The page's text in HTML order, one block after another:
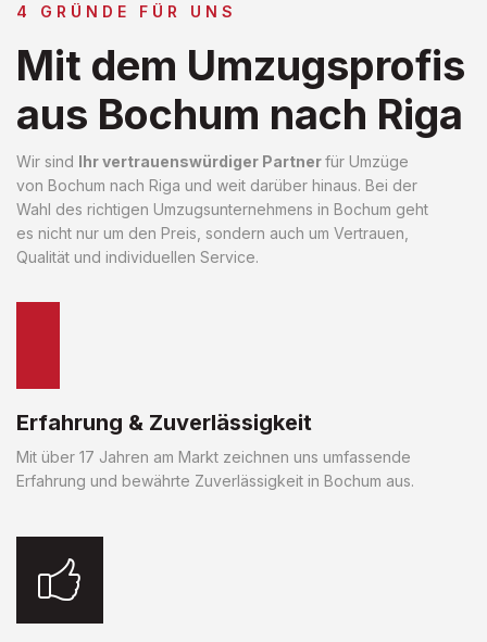
4 GRÜNDE FÜR UNS
Mit dem Umzugsprofis
aus Bochum nach Riga
Wir sind Ihr vertrauenswürdiger Partnerfür Umzüge
von Bochum nach Riga und weit darüber hinaus. Bei der
Wahl des richtigen Umzugsunternehmens in Bochum geht
es nicht nur um den Preis, sondern auch um Vertrauen,
Qualität und individuellen Service.
Erfahrung & Zuverlässigkeit
Mit über 17 Jahren am Markt zeichnen uns umfassende
Erfahrung und bewährte Zuverlässigkeit in Bochum aus.